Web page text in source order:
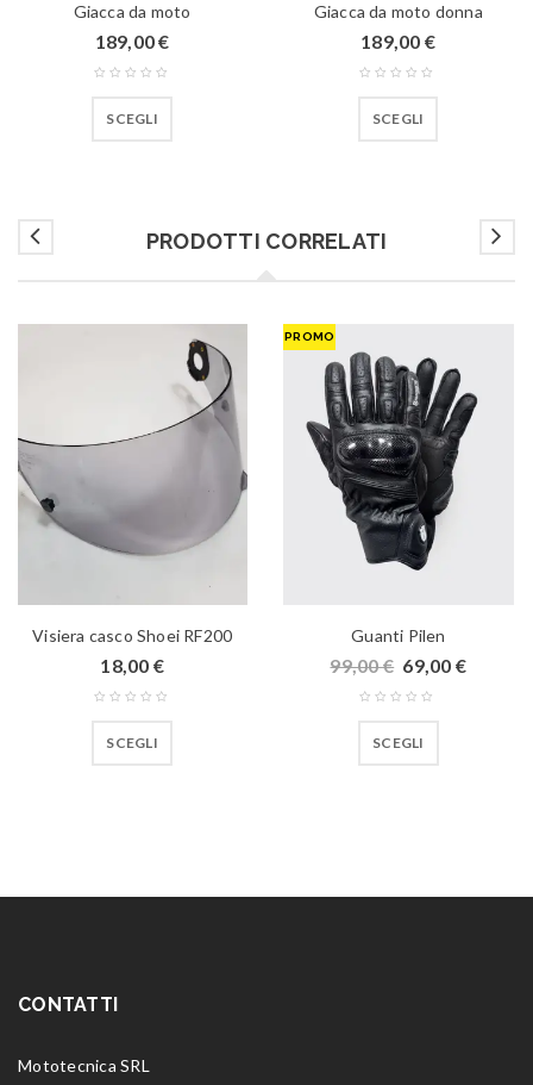
Giacca da moto
189,00€
SCEGLI
Giacca da moto donna
189,00 €
SCEGLI
PRODOTTI CORRELATI
Visiera casco Shoei RF200
18,00 €
SCEGLI
PROMO
Guanti Pilen
99,00€ 69,00 €
SCEGLI
CONTATTI
Mototecnica SRL